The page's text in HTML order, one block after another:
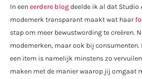
In eeneerdere blogdeelde ik al dat Studio
modemerk transparant maakt wat haar
stap om meer bewustwording te creëren.
modemerken, maar ook bij consumenten.
een item is namelijk minstens zo
maken met de manier waarop jij omgaat